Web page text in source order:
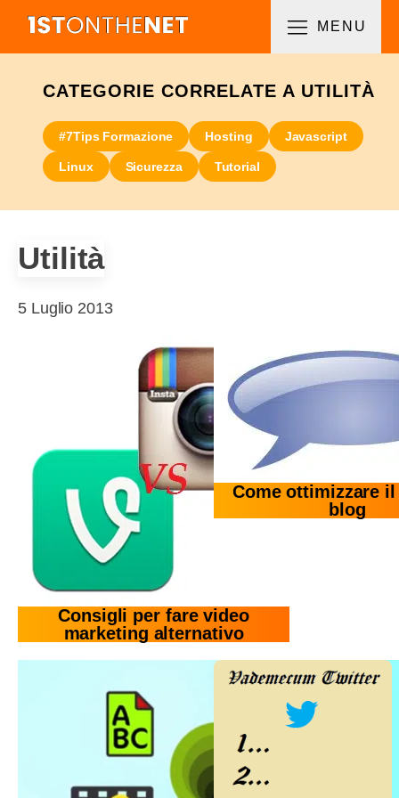
MENU
CATEGORIE CORRELATE A UTILITÀ
#7Tips Formazione Hosting Javascript
Linux Sicurezza Tutorial
Utilità
5 Luglio 2013
Consigli per fare video
marketing alternativo
Come ottimizzare
blog